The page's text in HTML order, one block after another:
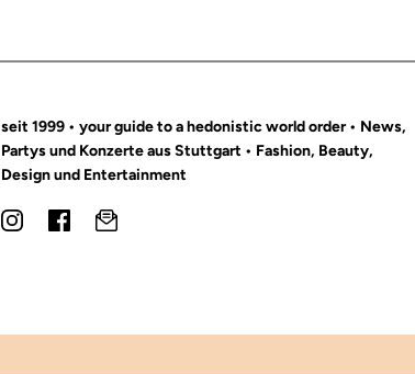
seit 1999 • your guide to a hedonistic world order • News,
Partys und Konzerte aus Stuttgart • Fashion, Beauty,
Design und Entertainment